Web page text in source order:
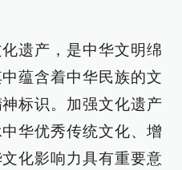
遗产，是中华文明绵
蕴含着中华民族的文
标识。加强文化遗产
华优秀传统文化、增
化影响力具有重要意